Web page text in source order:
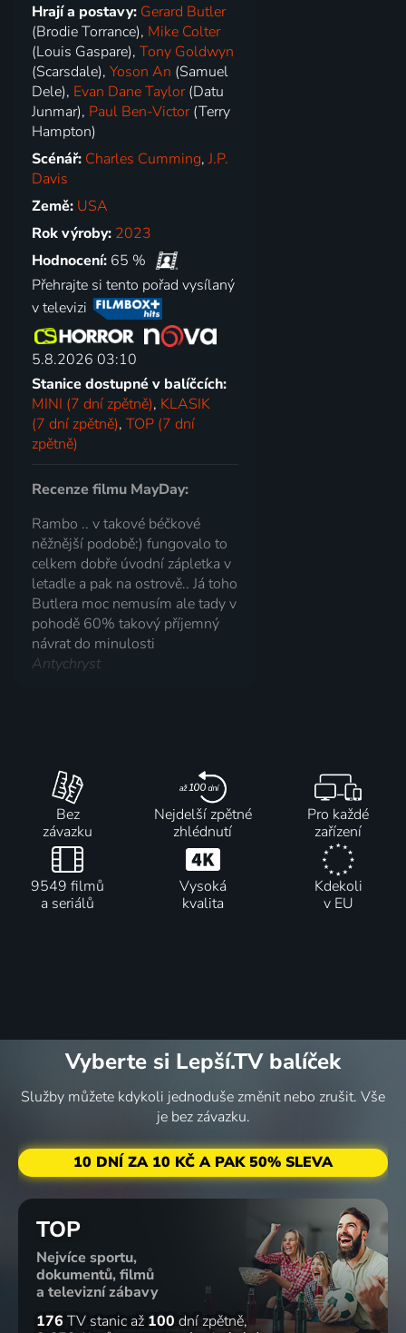
Hrají a postavy: Gerard Butler
(Brodie Torrance), Mike Colter
(Louis Gaspare),Tony Goldwyn
(Scarsdale),Yoson An (Samuel
Dele), Evan Dane Taylor(Datu
Junmar), Paul Ben-Victor(Terry
Hampton)
Scénář: Charles Cumming,J.P.
Davis
Země: USA
Rok výroby: 2023
Hodnocení: 65 %
Přehrajte si tento pořad vysílaný
v televizi
5.8.2026 03:10
Stanice dostupné v balíčcích:
MINI (7 dní zpětně), KLASIK
(7 dní zpětně),TOP (7 dní
zpětně)
Recenze filmu MayDay:
Rambo .. v takové béčkové
něžnější podobě:) fungovalo to
celkem dobře úvodní zápletka v
letadle a pak na ostrově.. Já toho
Butlera moc nemusím ale tady v
pohodě 60% takový příjemný
návrat do minulosti
Antychryst
Bez
závazku
Nejdelší zpětné
zhlédnutí
Pro každé
zařízení
9549 filmů
a seriálů
Vysoká
kvalita
Kdekoli
v EU
Vyberte si Lepší.TV balíček
Služby můžete kdykoli jednoduše změnit nebo zrušit. Vše
je bez závazku.
10 DNÍ ZA 10 KČ A PAK 50% SLEVA
TOP
Nejvíce sportu,
dokumentů, filmů
a televizní zábavy
176 TV stanic až 100 dní zpětně